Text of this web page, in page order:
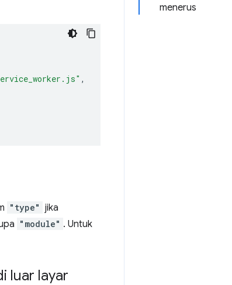
menerus
,
"type" jika
"module" . Untuk
luar layar